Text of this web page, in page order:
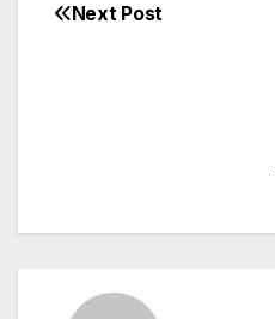
Post
Next Post